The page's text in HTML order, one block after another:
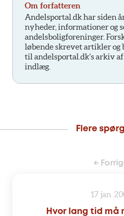
Om forfatteren
Andelsportal.dk har siden
nyheder, informationer og
andelsboligforeninger.
løbende skrevet artikler og
til andelsportal.dk’s arkiv
indlæg.
Flere
←
17 jan.
Hvor lang tid må